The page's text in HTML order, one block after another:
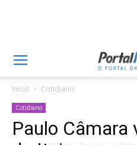
Inicio Cotidiano
Cotidiano
Paulo